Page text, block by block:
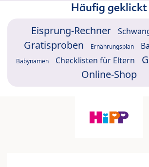
Häufig geklickt
Eisprung-Rechner
Gratisproben Ernährungsplan
Babynamen Checklisten für Eltern
Online-Shop